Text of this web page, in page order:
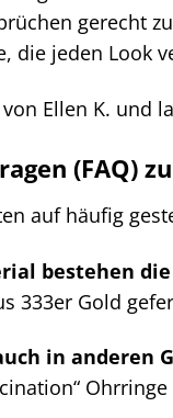
gerecht
die jeden Look
Ellen K. und
(FAQ)
auf häufig
bestehen
333er Gold
in anderen